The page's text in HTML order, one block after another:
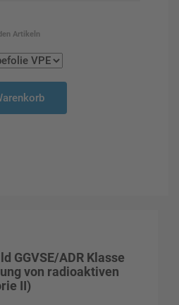
Artikeln
GGVSE/ADR Klasse
von radioaktiven
II)